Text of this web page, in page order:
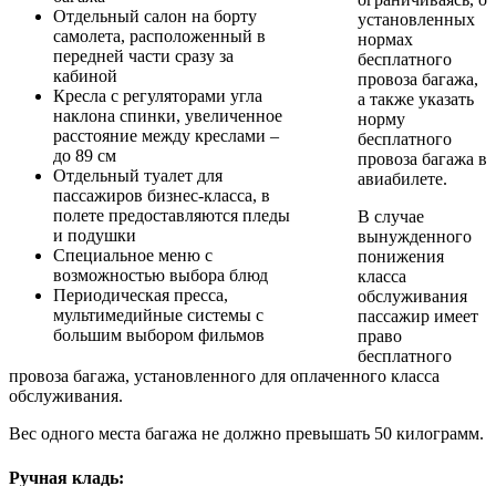
Отдельный салон на борту
самолета, расположенный в
передней части сразу за
кабиной
Кресла с регуляторами угла
наклона спинки, увеличенное
расстояние между креслами –
до 89 см
Отдельный туалет для
пассажиров бизнес-класса, в
полете предоставляются пледы
и подушки
Специальное меню с
возможностью выбора блюд
Периодическая пресса,
мультимедийные системы с
большим выбором фильмов
установленных
нормах
бесплатного
провоза багажа,
а также указать
норму
бесплатного
провоза багажа в
авиабилете.
В случае
вынужденного
понижения
класса
обслуживания
пассажир имеет
право
бесплатного
провоза багажа, установленного для оплаченного класса
обслуживания.
Вес одного места багажа не должно превышать 50 килограмм.
Ручная кладь: